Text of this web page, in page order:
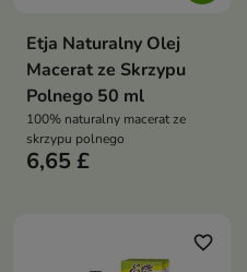
Etja Naturalny Olej
Macerat ze Skrzypu
Polnego 50 ml
100% naturalny macerat ze
skrzypu polnego
6,65 £
favorite_border